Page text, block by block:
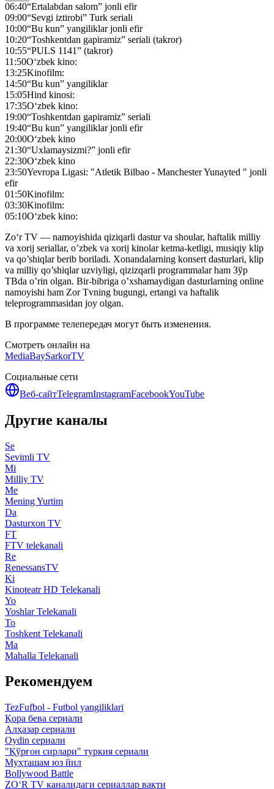
06:40“Ertalabdan salom” jonli efir
09:00“Sevgi iztirobi” Turk seriali
10:00“Bu kun” yangiliklar jonli efir
10:20“Toshkentdan gapiramiz” seriali (takror)
10:55“PULS 1141” (takror)
11:50O‘zbek kino:
13:25Kinofilm:
14:50“Bu kun” yangiliklar
15:05Hind kinosi:
17:35O‘zbek kino:
19:00“Toshkentdan gapiramiz” seriali
19:40“Bu kun” yangiliklar jonli efir
20:00O‘zbek kino
21:30“Uxlamaysizmi?” jonli efir
22:30O‘zbek kino
23:50Yevropa Ligasi: "Atletik Bilbao - Manchester Yunayted " jonli
efir
01:50Kinofilm:
03:30Kinofilm:
05:10O‘zbek kino:
Zo‘r TV — namoyishida qiziqarli dastur va shoular, haftalik milliy
va xorij seriallar, o’zbek va xorij kinolar ketma-ketligi, musiqiy klip
va qo’shiqlar berib boriladi. Xonandalarning konsert dasturlari, klip
va milliy qo’shiqlar uzviyligi, qizizqarli programmalar ham Зўр
ТВda o’rin olgan. Bir-bibriga o’xshamaydigan dasturlarning online
namoyishi ham Zor Tvning bugungi, ertangi va haftalik
teleprogrammasidan joy olgan.
В программе телепередач могут быть изменения.
Смотреть онлайн на
MediaBaySarkorTV
Социальные сети
Веб-сайтTelegramInstagramFacebookYouTube
Другие каналы
Se
Sevimli TV
Mi
Milliy TV
Me
Mening Yurtim
Da
Dasturxon TV
FT
FTV telekanali
Re
RenessansTV
Ki
Kinoteatr HD Telekanali
Yo
Yoshlar Telekanali
To
Toshkent Telekanali
Ma
Mahalla Telekanali
Рекомендуем
TezFufbol - Futbol yangiliklari
Қора бева сериали
Алҳазар сериали
Oydin сериали
"Қўрғон сирлари" туркия сериали
Муҳташам юз йил
Bollywood Battle
ZO‘R TV каналидаги сериаллар вақти